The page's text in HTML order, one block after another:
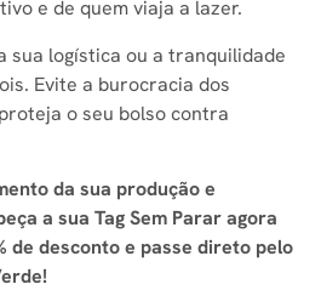
e de quem viaja a lazer.
sua logística ou a tranquilidade
Evite a burocracia dos
o seu bolso contra
da sua produção e
a sua Tag Sem Parar agora
de desconto e passe direto pelo